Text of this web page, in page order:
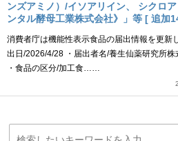
ンズアミノ）/イソアリイン、 シクロ
ンタル酵母工業株式会社》」等 [ 追加
消費者庁は機能性表示食品の届出情報を更新
出日/2026/4/28 ・届出者名/養生仙薬研究所
・食品の区分/加工食……